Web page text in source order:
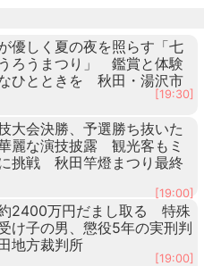
優しく夏の夜を照らす「七
ろうまつり」 鑑賞と体験
ひとときを 秋田・湯沢市
[19:30]
大会決勝、予選勝ち抜いた
麗な演技披露 観光客もミ
挑戦 秋田竿燈まつり最終
[19:00]
2400万円だまし取る 特殊
け子の男、懲役5年の実刑判
地方裁判所
[19:00]